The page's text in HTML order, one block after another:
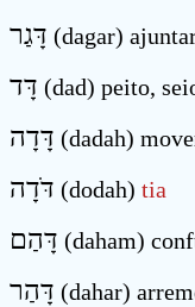
דָּגַר (dagar)
דָּד (dad) peito,
דָּדָה (dadah)
דֹּדָה (dodah) tia
דָּהַם (daham)
דָּהַר (dahar)